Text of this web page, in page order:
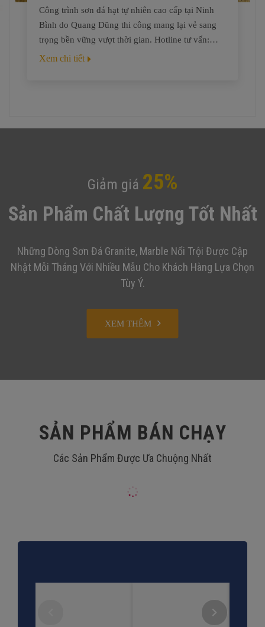
ĐẲNG CẤP THƯỢNG LƯU TỪ QUANG
DŨNG
Công trình sơn đá hạt tự nhiên cao cấp tại Ninh
Bình do Quang Dũng thi công mang lại vẻ sang
trọng bền vững vượt thời gian. Hotline tư vấn:
0794753133.
Xem chi tiết
Giảm giá 25%
Sản Phẩm Chất Lượng Tốt Nhất
Những Dòng Sơn Đá Granite, Marble Nổi Trội Được Cập
Nhật Mỗi Tháng Với Nhiều Mẫu Cho Khách Hàng Lựa Chọn
Tùy Ý.
XEM THÊM
SẢN PHẨM BÁN CHẠY
Các Sản Phẩm Được Ưa Chuộng Nhất